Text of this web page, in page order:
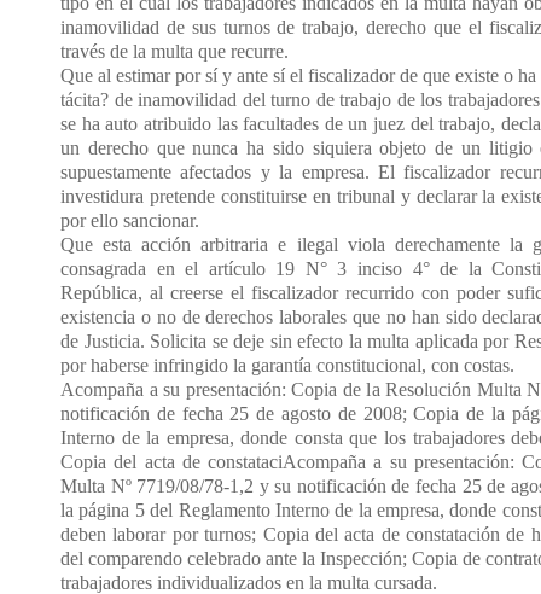
inamovilidad de sus turnos de trabajo, derecho que el
través de la multa que recurre.
Que al estimar por sí y ante sí el fiscalizador de que existe o
tácita? de inamovilidad del turno de trabajo de los
se ha auto atribuido las facultades de un juez del trabajo,
un derecho que nunca ha sido siquiera objeto de un litigio
supuestamente afectados y la empresa. El fiscalizador
investidura pretende constituirse en tribunal y declarar la
por ello sancionar.
Que esta acción arbitraria e ilegal viola derechamente la
consagrada en el artículo 19 N° 3 inciso 4° de la
República, al creerse el fiscalizador recurrido con poder
existencia o no de derechos laborales que no han sido
de Justicia. Solicita se deje sin efecto la multa aplicada por
por haberse infringido la garantía constitucional, con costas.
Acompaña a su presentación: Copia de la Resolución Multa
notificación de fecha 25 de agosto de 2008; Copia de la
Interno de la empresa, donde consta que los trabajadores
Copia del acta de constataciAcompaña a su presentación:
Multa Nº 7719/08/78-1,2 y su notificación de fecha 25 de
la página 5 del Reglamento Interno de la empresa, donde
deben laborar por turnos; Copia del acta de constatación de
del comparendo celebrado ante la Inspección; Copia de
trabajadores individualizados en la multa cursada.